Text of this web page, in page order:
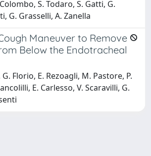
S. Todaro, S. Gatti, G.
G. Grasselli, A. Zanella
Maneuver to Remove
Below the Endotracheal
Florio, E. Rezoagli, M. Pastore, P.
E. Carlesso, V. Scaravilli, G.